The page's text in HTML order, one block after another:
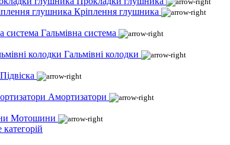
Кріплення глушника
Гальмівна система
Гальмівні колодки
Підвіска
Амортизатори
Мотошини